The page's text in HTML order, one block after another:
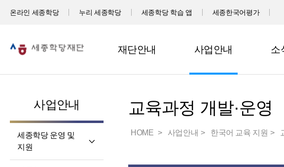
온라인 세종학당 누리 세종학당 세종학당 학습 앱 세종한국어평가
재단안내 사업안내 소
사업안내
세종학당 운영 및
지원
교육과정 개발·운영
HOME 사업안내 한국어 교육 지원